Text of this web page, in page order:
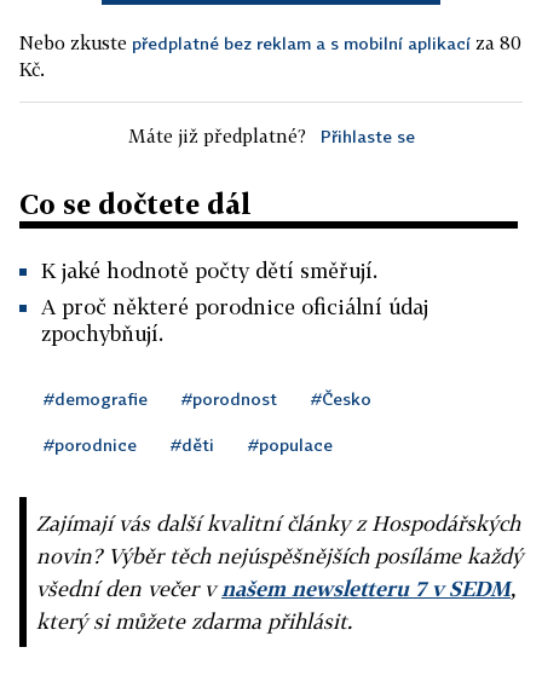
Nebo zkuste předplatné bez reklam a s mobilní aplikací za 80
Kč.
Máte již předplatné? Přihlaste se
Co se dočtete dál
K jaké hodnotě počty dětí směřují.
A proč některé porodnice oficiální údaj
zpochybňují.
#demografie #porodnost #Česko
#porodnice #děti #populace
Zajímají vás další kvalitní články z Hospodářských
novin? Výběr těch nejúspěšnějších posíláme každý
všední den večer vnašem newsletteru 7 v SEDM,
který si můžete zdarma přihlásit.